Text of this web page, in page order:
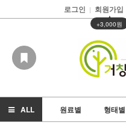
로그인 | 회원가입
▲
+3,000원
ALL 원료별 형태별